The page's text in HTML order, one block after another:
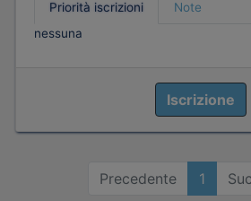
Priorità iscrizioni
Note
nessuna
Iscrizione
Precedente 1